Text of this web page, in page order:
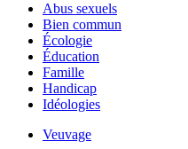
Abus sexuels
Bien commun
Écologie
Éducation
Famille
Handicap
Idéologies
Veuvage